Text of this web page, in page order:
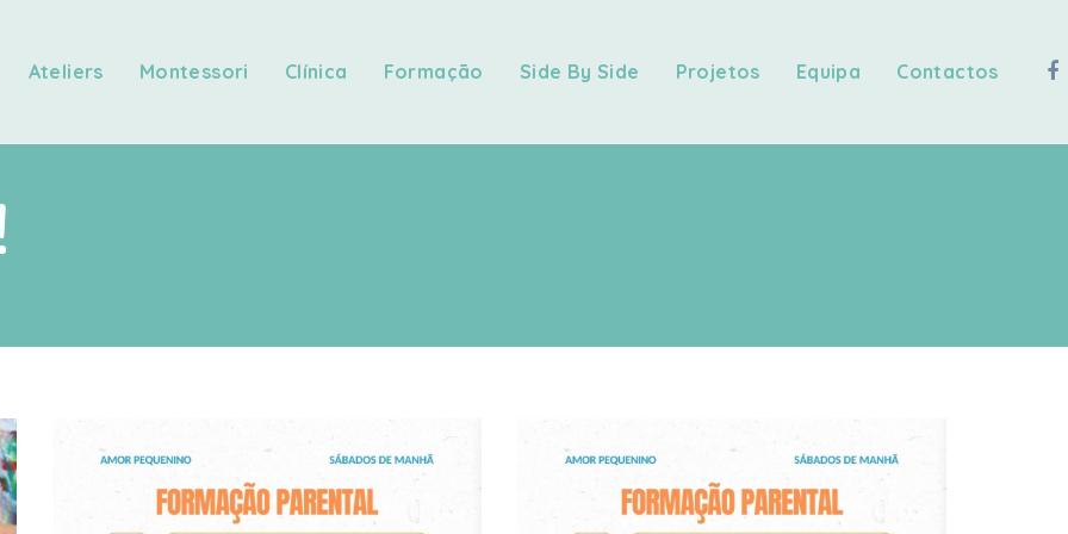
Ateliers Montessori Clínica Formação Side By Side Projetos Equipa Contactos